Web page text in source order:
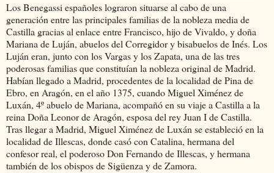
Los Benegassi españoles lograron situarse al cabo de una
generación entre las principales familias de la nobleza media de
Castilla gracias al enlace entre Francisco, hijo de Vivaldo, y doña
Mariana de Luján, abuelos del Corregidor y bisabuelos de Inés. Los
Luján eran, junto con los Vargas y los Zapata, una de las tres
poderosas familias que constituían la nobleza original de Madrid.
Habían llegado a Madrid, procedentes de la localidad de Pina de
Ebro, en Aragón, en el año 1375, cuando Miguel Ximénez de
Luxán, 4º abuelo de Mariana, acompañó en su viaje a Castilla a la
reina Doña Leonor de Aragón, esposa del rey Juan I de Castilla.
Tras llegar a Madrid, Miguel Ximénez de Luxán se estableció en la
localidad de Illescas, donde casó con Catalina, hermana del
confesor real, el poderoso Don Fernando de Illescas, y hermana
también de los obispos de Sigüenza y de Zamora.